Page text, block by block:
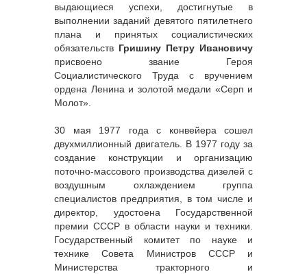
выдающиеся успехи, достигнутые в
выполнении заданий девятого пятилетнего
плана и принятых социалистических
обязательств Гришину Петру Ивановичу
присвоено звание Героя
Социалистического Труда с вручением
ордена Ленина и золотой медали «Серп и
Молот».
30 мая 1977 года с конвейера сошел
двухмиллионный двигатель. В 1977 году за
создание конструкции и организацию
поточно-массового производства дизелей с
воздушным охлаждением группа
специалистов предприятия, в том числе и
директор, удостоена Государственной
премии СССР в области науки и техники.
Государственный комитет по науке и
технике Совета Министров СССР и
Министерства тракторного и